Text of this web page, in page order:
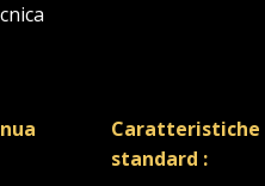
Caratteristiche
standard :